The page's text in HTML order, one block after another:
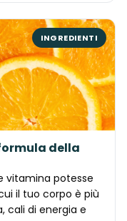
INGREDIENTI
della
vitamina potesse
il tuo corpo è più
cali di energia e